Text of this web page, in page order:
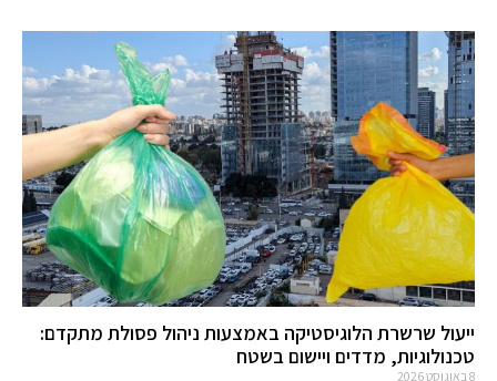
ייעול שרשרת הלוגיסטיקה באמצעות ניהול פסולת מתקדם:
טכנולוגיות, מדדים ויישום בשטח
8 באוגוסט 2026